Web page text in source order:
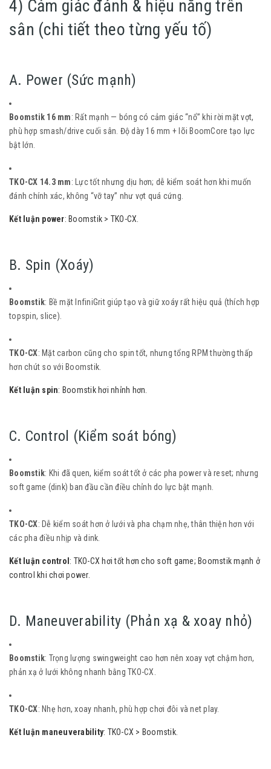
4) Cảm giác đánh & hiệu năng trên
sân (chi tiết theo từng yếu tố)
A. Power (Sức mạnh)
Boomstik 16 mm: Rất mạnh — bóng có cảm giác “nổ” khi rời mặt vợt,
phù hợp smash/drive cuối sân. Độ dày 16 mm + lõi BoomCore tạo lực
bật lớn.
TKO-CX 14.3 mm: Lực tốt nhưng dịu hơn; dễ kiểm soát hơn khi muốn
đánh chính xác, không “vỡ tay” như vợt quá cứng.
Kết luận power: Boomstik > TKO-CX.
B. Spin (Xoáy)
Boomstik: Bề mặt InfiniGrit giúp tạo và giữ xoáy rất hiệu quả (thích hợp
topspin, slice).
TKO-CX: Mặt carbon cũng cho spin tốt, nhưng tổng RPM thường thấp
hơn chút so với Boomstik.
Kết luận spin: Boomstik hơi nhỉnh hơn.
C. Control (Kiểm soát bóng)
Boomstik: Khi đã quen, kiểm soát tốt ở các pha power và reset; nhưng
soft game (dink) ban đầu cần điều chỉnh do lực bật mạnh.
TKO-CX: Dễ kiểm soát hơn ở lưới và pha chạm nhẹ, thân thiện hơn với
các pha điều nhịp và dink.
Kết luận control : TKO-CX hơi tốt hơn cho soft game; Boomstik mạnh ở
control khi chơi power.
D. Maneuverability (Phản xạ & xoay nhỏ)
Boomstik: Trọng lượng swingweight cao hơn nên xoay vợt chậm hơn,
phản xạ ở lưới không nhanh bằng TKO-CX.
TKO-CX: Nhẹ hơn, xoay nhanh, phù hợp chơi đôi và net play.
Kết luận maneuverability: TKO-CX > Boomstik.